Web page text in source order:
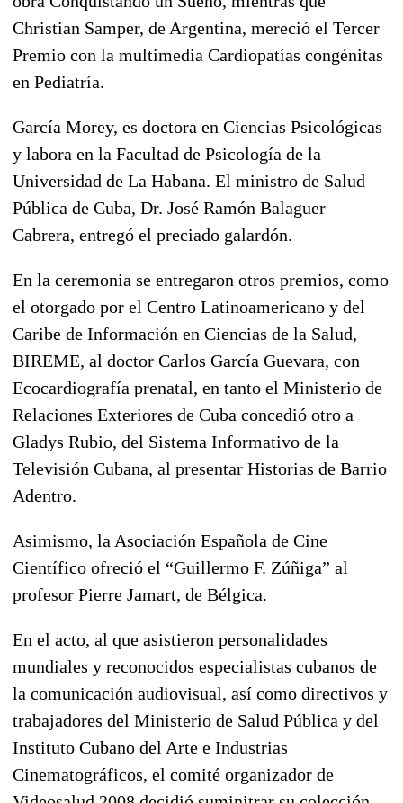
Christian Samper, de Argentina, mereció el Tercer
Premio con la multimedia Cardiopatías congénitas
en Pediatría.
García Morey, es doctora en Ciencias Psicológicas
y labora en la Facultad de Psicología de la
Universidad de La Habana. El ministro de Salud
Pública de Cuba, Dr. José Ramón Balaguer
Cabrera, entregó el preciado galardón.
En la ceremonia se entregaron otros premios, como
el otorgado por el Centro Latinoamericano y del
Caribe de Información en Ciencias de la Salud,
BIREME, al doctor Carlos García Guevara, con
Ecocardiografía prenatal, en tanto el Ministerio de
Relaciones Exteriores de Cuba concedió otro a
Gladys Rubio, del Sistema Informativo de la
Televisión Cubana, al presentar Historias de Barrio
Adentro.
Asimismo, la Asociación Española de Cine
Científico ofreció el “Guillermo F. Zúñiga” al
profesor Pierre Jamart, de Bélgica.
En el acto, al que asistieron personalidades
mundiales y reconocidos especialistas cubanos de
la comunicación audiovisual, así como directivos y
trabajadores del Ministerio de Salud Pública y del
Instituto Cubano del Arte e Industrias
Cinematográficos, el comité organizador de